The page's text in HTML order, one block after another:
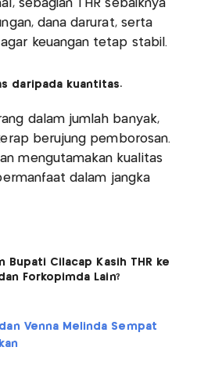
sebagian THR sebaiknya
dana darurat, serta
keuangan tetap stabil.
daripada kuantitas.
dalam jumlah banyak,
berujung pemborosan.
mengutamakan kualitas
dalam jangka
Bupati Cilacap Kasih THR ke
Forkopimda Lain?
Venna Melinda Sempat